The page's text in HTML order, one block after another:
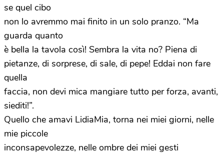
se quel cibo
non lo avremmo mai finito in un solo pranzo. “Ma
guarda quanto
è bella la tavola così! Sembra la vita no? Piena di
pietanze, di sorprese, di sale, di pepe! Eddai non fare
quella
faccia, non devi mica mangiare tutto per forza, avanti,
siediti!”.
Quello che amavi LidiaMia, torna nei miei giorni, nelle
mie piccole
inconsapevolezze, nelle ombre dei miei gesti